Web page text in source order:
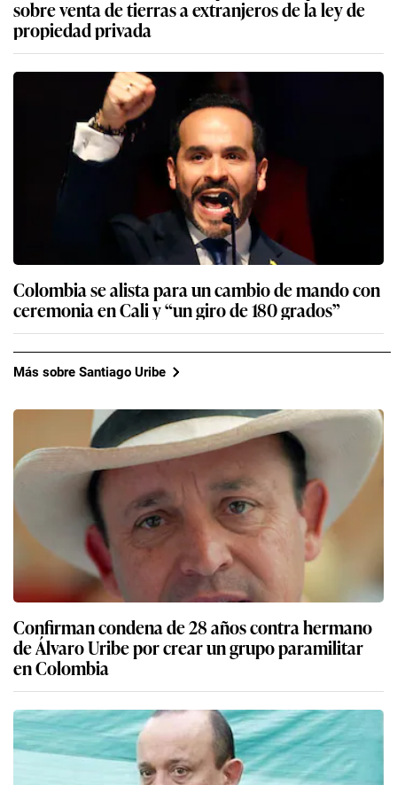
sobre venta de tierras a extranjeros de la ley de
propiedad privada
Colombia se alista para un cambio de mando con
ceremonia en Cali y “un giro de 180 grados”
Más sobre Santiago Uribe
Confirman condena de 28 años contra hermano
de Álvaro Uribe por crear un grupo paramilitar
en Colombia